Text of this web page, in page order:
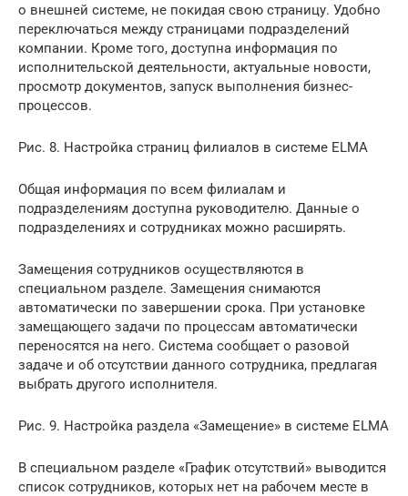
о внешней системе, не покидая свою страницу. Удобно
переключаться между страницами подразделений
компании. Кроме того, доступна информация по
исполнительской деятельности, актуальные новости,
просмотр документов, запуск выполнения бизнес-
процессов.
Рис. 8. Настройка страниц филиалов в системе ELMA
Общая информация по всем филиалам и
подразделениям доступна руководителю. Данные о
подразделениях и сотрудниках можно расширять.
Замещения сотрудников осуществляются в
специальном разделе. Замещения снимаются
автоматически по завершении срока. При установке
замещающего задачи по процессам автоматически
переносятся на него. Система сообщает о разовой
задаче и об отсутствии данного сотрудника, предлагая
выбрать другого исполнителя.
Рис. 9. Настройка раздела «Замещение» в системе ELMA
В специальном разделе «График отсутствий» выводится
список сотрудников, которых нет на рабочем месте в